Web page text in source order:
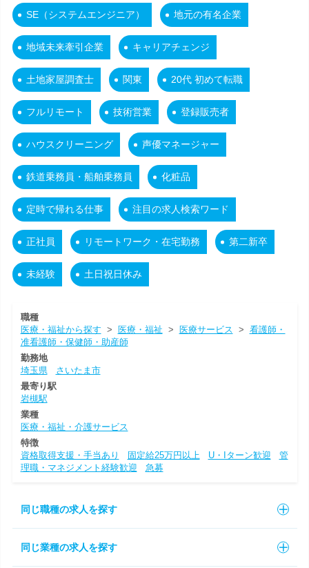
SE（システムエンジニア） 地元の有名企業
地域未来牽引企業 キャリアチェンジ
土地家屋調査士 関東 20代 初めて転職
フルリモート 技術営業 登録販売者
ハウスクリーニング 声優マネージャー
鉄道乗務員・船舶乗務員 化粧品
定時で帰れる仕事 注目の求人検索ワード
正社員 リモートワーク・在宅勤務 第二新卒
未経験 土日祝日休み
職種
医療・福祉から探す > 医療・福祉 > 医療サービス > 看護師・
准看護師・保健師・助産師
勤務地
埼玉県
さいたま市
最寄り駅
岩槻駅
業種
医療・福祉・介護サービス
特徴
資格取得支援・手当あり
固定給25万円以上 U・Iターン歓迎
管
理職・マネジメント経験歓迎
急募
同じ職種の求人を探す
同じ業種の求人を探す